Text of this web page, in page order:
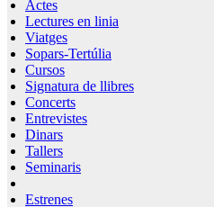
Actes
Lectures en linia
Viatges
Sopars-Tertúlia
Cursos
Signatura de llibres
Concerts
Entrevistes
Dinars
Tallers
Seminaris
Estrenes